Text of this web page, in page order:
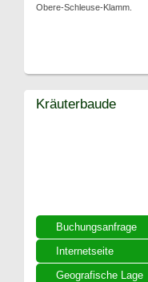
Obere-Schleuse-Klamm.
Buchungsanfrage
Internetseite
Geografische Lage
Kräuterbaude